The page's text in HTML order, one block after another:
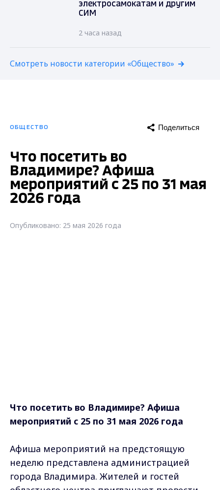
электросамокатам и другим
СИМ
2 часа назад
Смотреть новости категории «Общество»
ОБЩЕСТВО Поделиться
Что посетить во
Владимире? Афиша
мероприятий с 25 по 31 мая
2026 года
Опубликовано: 25 мая 2026 года
Фото: пресс-служба администрации